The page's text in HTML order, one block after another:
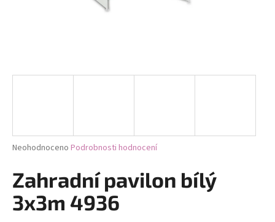
Průměrné
produktu
je
0,0
z
Neohodnoceno Podrobnosti hodnocení
Zahradní pavilon bílý
3x3m 4936
D
o
p